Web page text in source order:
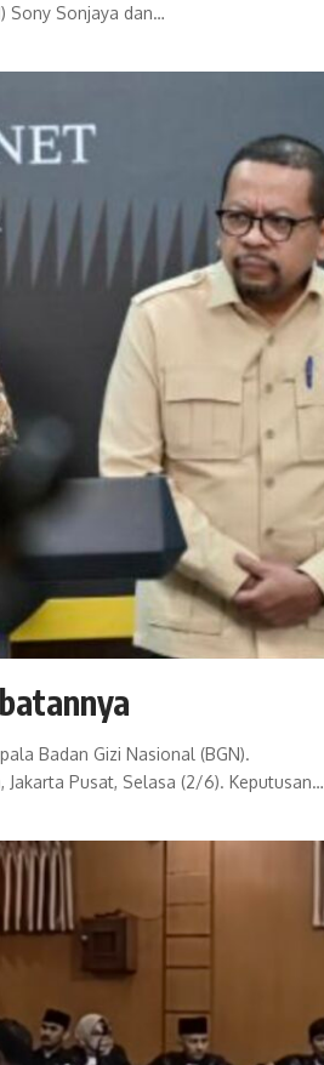
Sony Sonjaya dan…
Badan Gizi Nasional (BGN).
Pusat, Selasa (2/6). Keputusan…